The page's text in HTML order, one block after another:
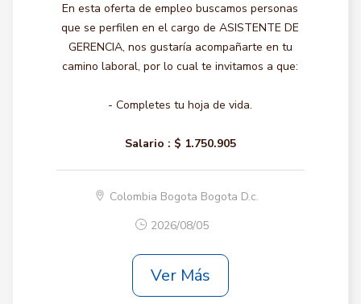
En esta oferta de empleo buscamos personas
que se perfilen en el cargo de ASISTENTE DE
GERENCIA, nos gustaría acompañarte en tu
camino laboral, por lo cual te invitamos a que:
- Completes tu hoja de vida.
Salario : $ 1.750.905
Colombia Bogota Bogota D.c.
2026/08/05
Ver Más